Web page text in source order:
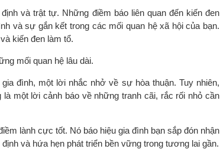
và trật tự. Những điềm báo liên quan đến kiến đen
và sự gắn kết trong các mối quan hệ xã hội của bạn.
kiến đen làm tổ.
mối quan hệ lâu dài.
đình, một lời nhắc nhở về sự hòa thuận. Tuy nhiên,
một lời cảnh báo về những tranh cãi, rắc rối nhỏ cần
lành cực tốt. Nó báo hiệu gia đình bạn sắp đón nhận
và hứa hẹn phát triển bền vững trong tương lai gần.